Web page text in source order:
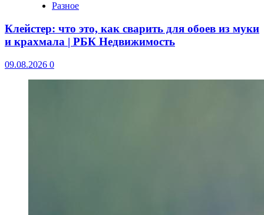
Разное
Клейстер: что это, как сварить для обоев из муки
и крахмала | РБК Недвижимость
09.08.2026 0